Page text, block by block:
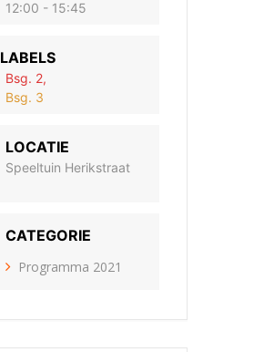
12:00 - 15:45
LABELS
Bsg. 2,
Bsg. 3
LOCATIE
Speeltuin Herikstraat
CATEGORIE
Programma 2021